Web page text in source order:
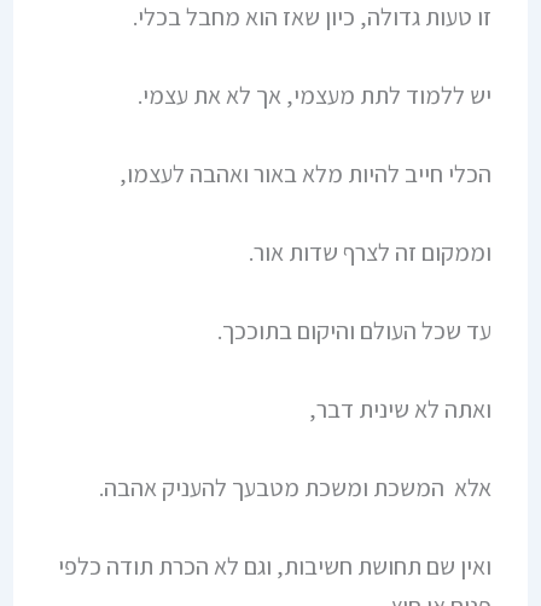
זו טעות גדולה, כיון שאז הוא מחבל בכלי.
יש ללמוד לתת מעצמי, אך לא את עצמי.
הכלי חייב להיות מלא באור ואהבה לעצמו,
וממקום זה לצרף שדות אור.
עד שכל העולם והיקום בתוככך.
ואתה לא שינית דבר,
אלא המשכת ומשכת מטבעך להעניק אהבה.
ואין שם תחושת חשיבות, וגם לא הכרת תודה כלפי